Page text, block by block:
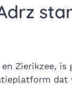
Zierikzee, is
dat